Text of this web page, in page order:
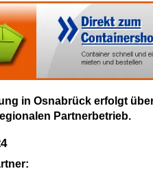
in Osnabrück erfolgt
Partnerbetrieb.